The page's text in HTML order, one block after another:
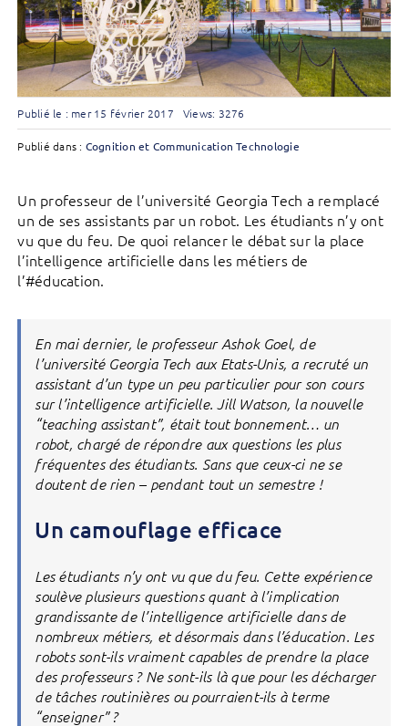
Publié le : mer 15 février 2017 Views: 3276
Publié dans : Cognition et Communication Technologie
Un professeur de l’université Georgia Tech a remplacé
un de ses assistants par un robot. Les étudiants n’y ont
vu que du feu. De quoi relancer le débat sur la place
l’intelligence artificielle dans les métiers de
l’#éducation.
En mai dernier, le professeur Ashok Goel, de
l’université Georgia Tech aux Etats-Unis, a recruté un
assistant d’un type un peu particulier pour son cours
sur l’intelligence artificielle. Jill Watson, la nouvelle
“teaching assistant”, était tout bonnement… un
robot, chargé de répondre aux questions les plus
fréquentes des étudiants. Sans que ceux-ci ne se
doutent de rien – pendant tout un semestre !
Un camouflage efficace
Les étudiants n’y ont vu que du feu. Cette expérience
soulève plusieurs questions quant à l’implication
grandissante de l’intelligence artificielle dans de
nombreux métiers, et désormais dans l’éducation. Les
robots sont-ils vraiment capables de prendre la place
des professeurs ? Ne sont-ils là que pour les décharger
de tâches routinières ou pourraient-ils à terme
“enseigner” ?